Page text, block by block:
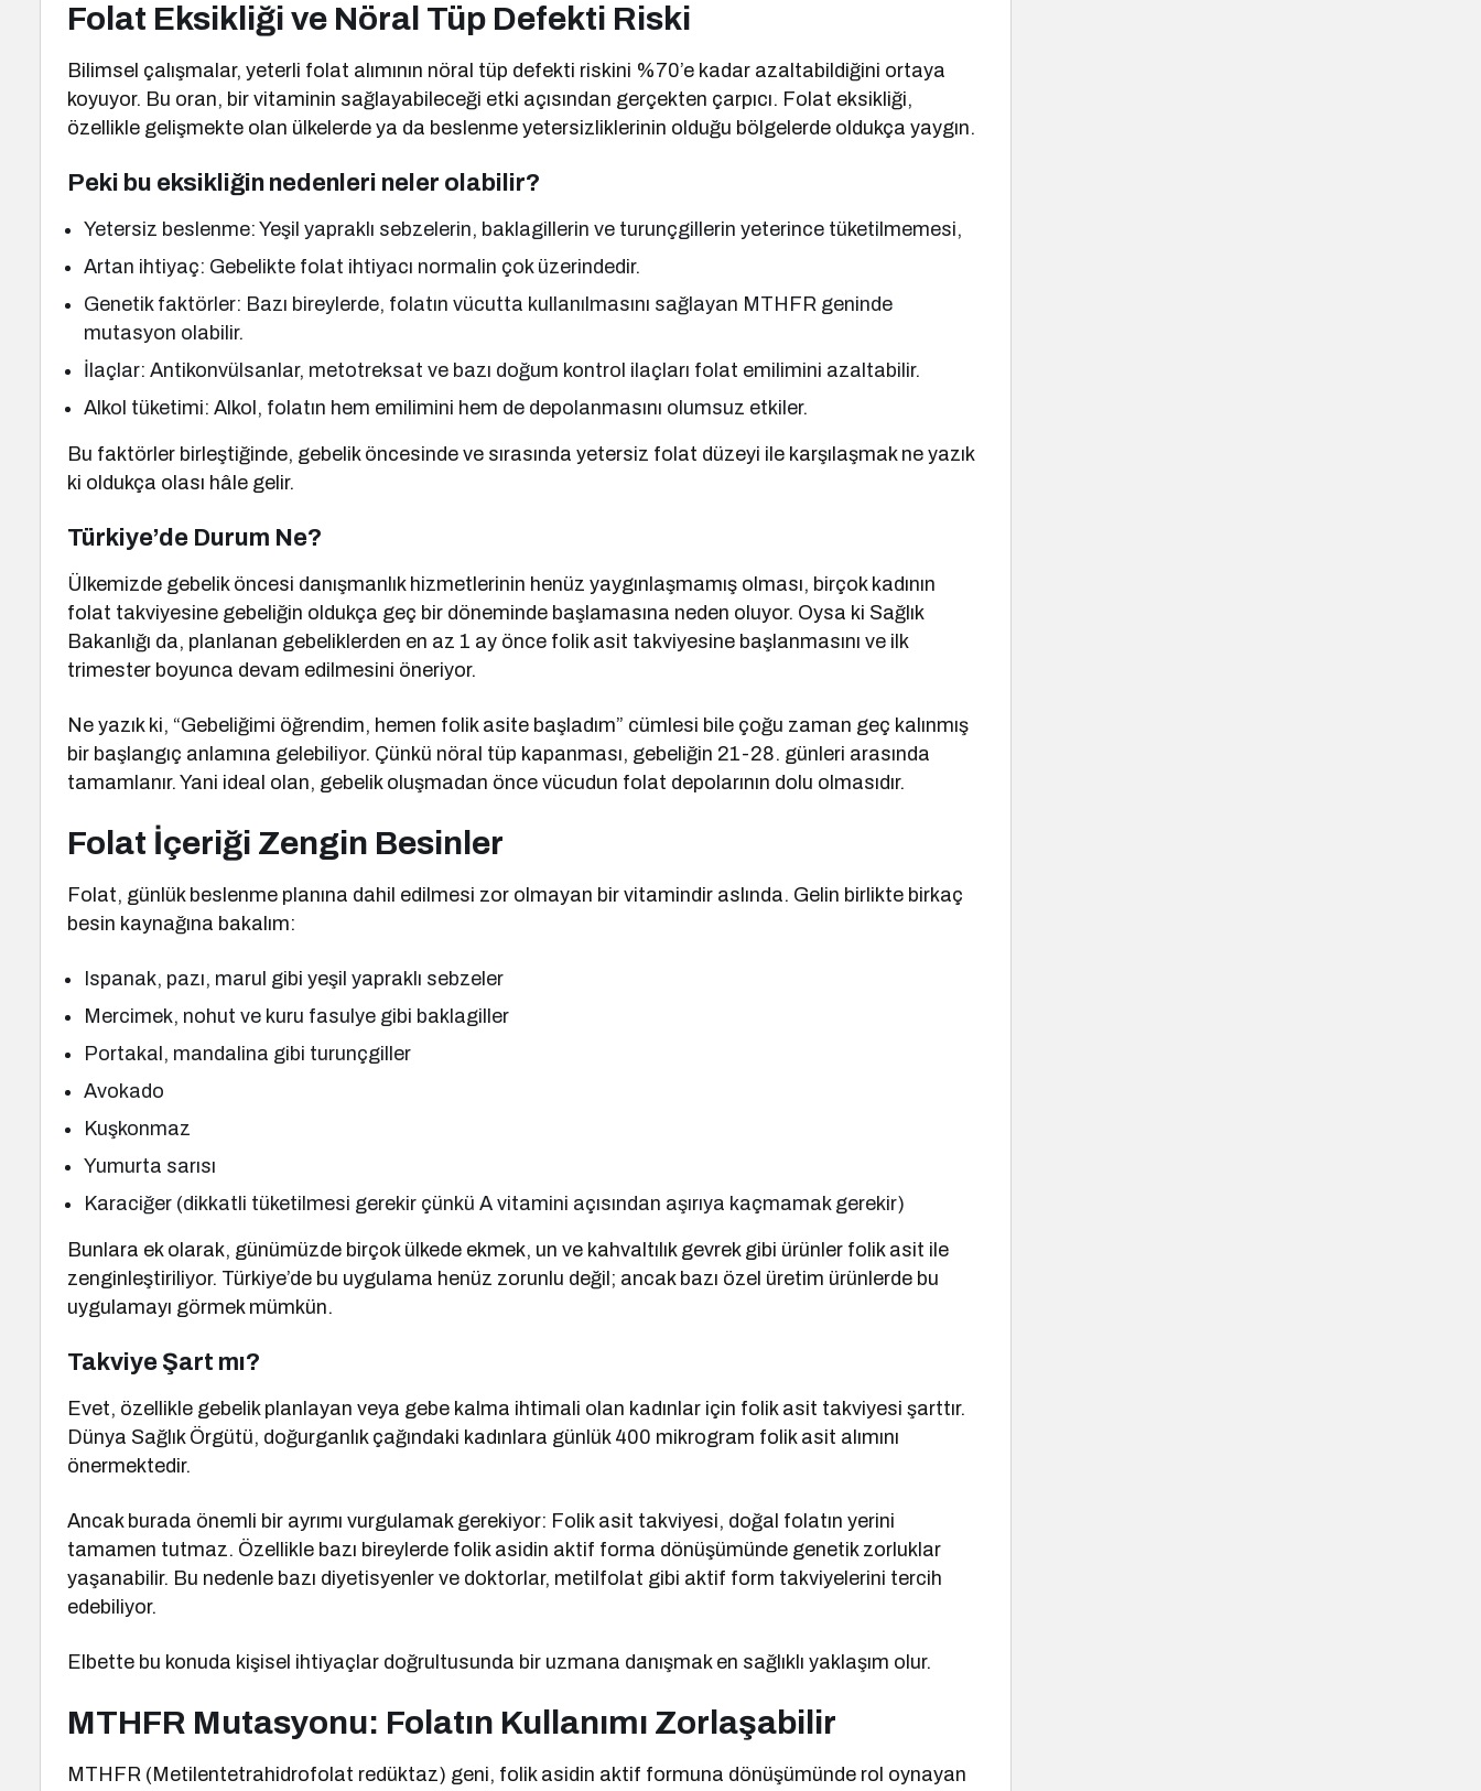
Folat Eksikliği ve Nöral Tüp Defekti Riski
Bilimsel çalışmalar, yeterli folat alımının nöral tüp defekti riskini %70’e kadar azaltabildiğini ortaya
koyuyor. Bu oran, bir vitaminin sağlayabileceği etki açısından gerçekten çarpıcı. Folat eksikliği,
özellikle gelişmekte olan ülkelerde ya da beslenme yetersizliklerinin olduğu bölgelerde oldukça yaygın.
Peki bu eksikliğin nedenleri neler olabilir?
Yetersiz beslenme: Yeşil yapraklı sebzelerin, baklagillerin ve turunçgillerin yeterince tüketilmemesi,
Artan ihtiyaç: Gebelikte folat ihtiyacı normalin çok üzerindedir.
Genetik faktörler: Bazı bireylerde, folatın vücutta kullanılmasını sağlayan MTHFR geninde
mutasyon olabilir.
İlaçlar: Antikonvülsanlar, metotreksat ve bazı doğum kontrol ilaçları folat emilimini azaltabilir.
Alkol tüketimi: Alkol, folatın hem emilimini hem de depolanmasını olumsuz etkiler.
Bu faktörler birleştiğinde, gebelik öncesinde ve sırasında yetersiz folat düzeyi ile karşılaşmak ne yazık
ki oldukça olası hâle gelir.
Türkiye’de Durum Ne?
Ülkemizde gebelik öncesi danışmanlık hizmetlerinin henüz yaygınlaşmamış olması, birçok kadının
folat takviyesine gebeliğin oldukça geç bir döneminde başlamasına neden oluyor. Oysa ki Sağlık
Bakanlığı da, planlanan gebeliklerden en az 1 ay önce folik asit takviyesine başlanmasını ve ilk
trimester boyunca devam edilmesini öneriyor.
Ne yazık ki, “Gebeliğimi öğrendim, hemen folik asite başladım” cümlesi bile çoğu zaman geç kalınmış
bir başlangıç anlamına gelebiliyor. Çünkü nöral tüp kapanması, gebeliğin 21-28. günleri arasında
tamamlanır. Yani ideal olan, gebelik oluşmadan önce vücudun folat depolarının dolu olmasıdır.
Folat İçeriği Zengin Besinler
Folat, günlük beslenme planına dahil edilmesi zor olmayan bir vitamindir aslında. Gelin birlikte birkaç
besin kaynağına bakalım:
Ispanak, pazı, marul gibi yeşil yapraklı sebzeler
Mercimek, nohut ve kuru fasulye gibi baklagiller
Portakal, mandalina gibi turunçgiller
Avokado
Kuşkonmaz
Yumurta sarısı
Karaciğer (dikkatli tüketilmesi gerekir çünkü A vitamini açısından aşırıya kaçmamak gerekir)
Bunlara ek olarak, günümüzde birçok ülkede ekmek, un ve kahvaltılık gevrek gibi ürünler folik asit ile
zenginleştiriliyor. Türkiye’de bu uygulama henüz zorunlu değil; ancak bazı özel üretim ürünlerde bu
uygulamayı görmek mümkün.
Takviye Şart mı?
Evet, özellikle gebelik planlayan veya gebe kalma ihtimali olan kadınlar için folik asit takviyesi şarttır.
Dünya Sağlık Örgütü, doğurganlık çağındaki kadınlara günlük 400 mikrogram folik asit alımını
önermektedir.
Ancak burada önemli bir ayrımı vurgulamak gerekiyor: Folik asit takviyesi, doğal folatın yerini
tamamen tutmaz. Özellikle bazı bireylerde folik asidin aktif forma dönüşümünde genetik zorluklar
yaşanabilir. Bu nedenle bazı diyetisyenler ve doktorlar, metilfolat gibi aktif form takviyelerini tercih
edebiliyor.
Elbette bu konuda kişisel ihtiyaçlar doğrultusunda bir uzmana danışmak en sağlıklı yaklaşım olur.
MTHFR Mutasyonu: Folatın Kullanımı Zorlaşabilir
MTHFR (Metilentetrahidrofolat redüktaz) geni, folik asidin aktif formuna dönüşümünde rol oynayan